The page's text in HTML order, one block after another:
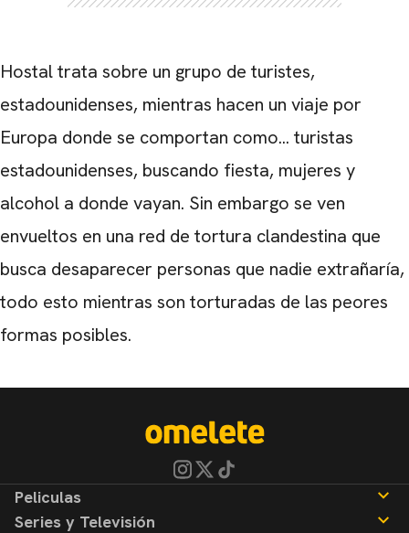
Hostal trata sobre un grupo de turistes,
estadounidenses, mientras hacen un viaje por
Europa donde se comportan como... turistas
estadounidenses, buscando fiesta, mujeres y
alcohol a donde vayan. Sin embargo se ven
envueltos en una red de tortura clandestina que
busca desaparecer personas que nadie extrañaría,
todo esto mientras son torturadas de las peores
formas posibles.
Peliculas
Series y Televisión